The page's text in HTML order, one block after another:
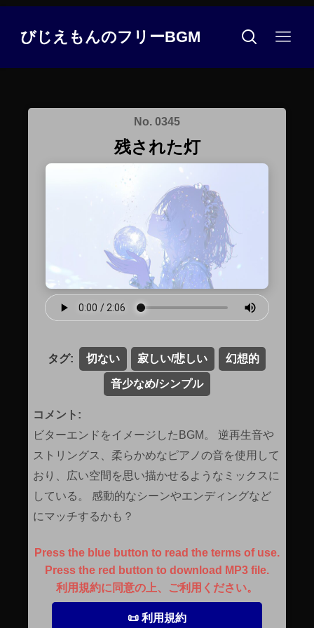
びじえもんのフリーBGM
No. 0345
残された灯
タグ: 切ない 寂しい/悲しい
幻想的
音少なめ/シンプル
コメント:
ビターエンドをイメージしたBGM。 逆再生音や
ストリングス、柔らかめなピアノの音を使用して
おり、広い空間を思い描かせるようなミックスに
している。 感動的なシーンやエンディングなど
にマッチするかも？
Press the blue button to read the terms of use.
Press the red button to download MP3 file.
利用規約に同意の上、ご利用ください。
📜 利用規約